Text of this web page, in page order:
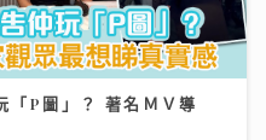
「P圖」？ 著名ＭＶ導